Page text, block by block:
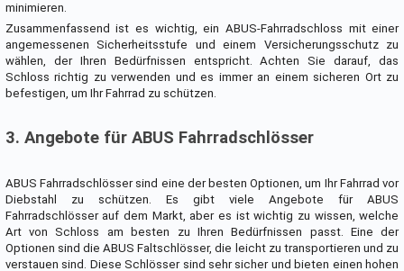
minimieren.
Zusammenfassend ist es wichtig, ein ABUS-Fahrradschloss mit einer
angemessenen Sicherheitsstufe und einem Versicherungsschutz zu
wählen, der Ihren Bedürfnissen entspricht. Achten Sie darauf, das
Schloss richtig zu verwenden und es immer an einem sicheren Ort zu
befestigen, um Ihr Fahrrad zu schützen.
3. Angebote für ABUS Fahrradschlösser
ABUS Fahrradschlösser sind eine der besten Optionen, um Ihr Fahrrad vor
Diebstahl zu schützen. Es gibt viele Angebote für ABUS
Fahrradschlösser auf dem Markt, aber es ist wichtig zu wissen, welche
Art von Schloss am besten zu Ihren Bedürfnissen passt. Eine der
Optionen sind die ABUS Faltschlösser, die leicht zu transportieren und zu
verstauen sind. Diese Schlösser sind sehr sicher und bieten einen hohen